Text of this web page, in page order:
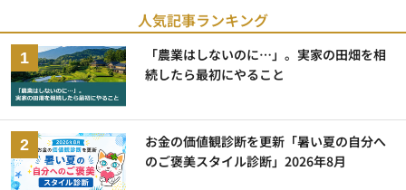
人気記事ランキング
「農業はしないのに…」。実家の田畑を相
続したら最初にやること
お金の価値観診断を更新「暑い夏の自分へ
のご褒美スタイル診断」2026年8月